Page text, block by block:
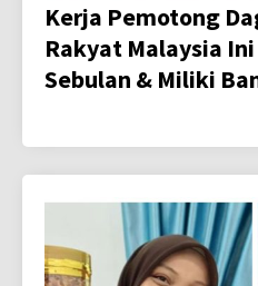
Kerja Pemotong
Rakyat Malaysia
Sebulan & Miliki